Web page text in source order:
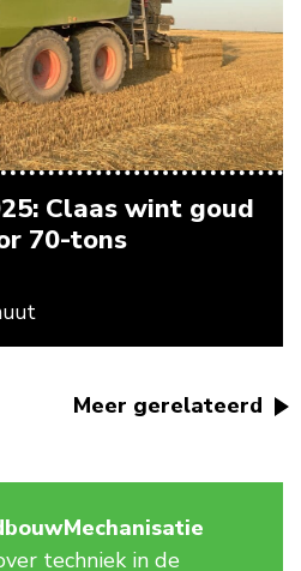
Claas wint goud
70-tons
Meer gerelateerd
techniek in de